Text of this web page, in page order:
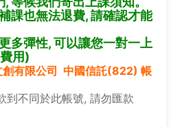
課也無法退費, 請確認才能
多彈性, 可以讓您一對一上
用)
創有限公司 中國信託(822) 帳
到不同於此帳號, 請勿匯款